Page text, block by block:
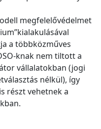
megfelelővédelmet
a többközműves
nem tiltott a
vállalatokban (jogi
nélkül), így
részt vehetnek a